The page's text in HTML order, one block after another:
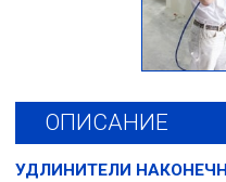
ОПИСАНИЕ
УДЛИНИТЕЛИ